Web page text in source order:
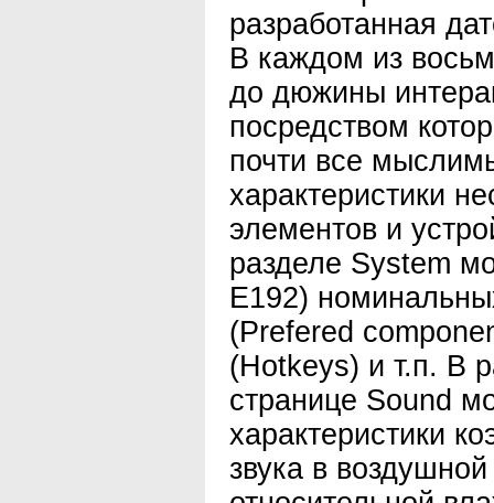
разработанная
В каждом из
до дюжины
посредством
почти все
характеристики
элементов и
разделе System
Е192)
(Prefered
(Hotkeys) и т.п. В
странице Sound
характеристики
звука в